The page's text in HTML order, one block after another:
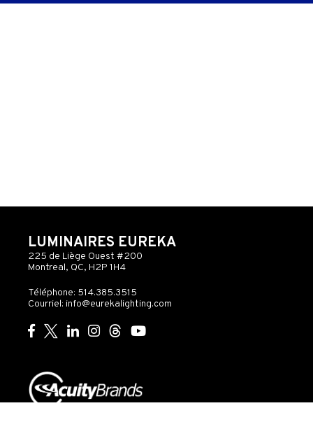
LUMINAIRES EUREKA
225 de Liège Ouest #200
Montreal, QC, H2P 1H4
Téléphone: 514.385.3515
Courriel: info@eurekalighting.com